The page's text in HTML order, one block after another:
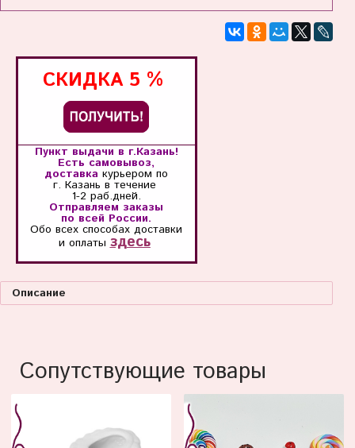
СКИДКА 5 %
Пункт выдачи в г.Казань!
Есть самовывоз,
доставка курьером по
г. Казань в течение
1-2 раб.дней.
Отправляем заказы
по всей России.
Обо всех способахдоставки
и оплаты здесь
Описание
Сопутствующие товары